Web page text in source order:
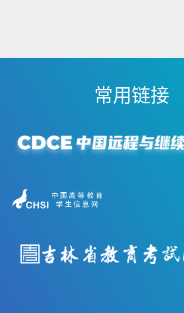
常用链接